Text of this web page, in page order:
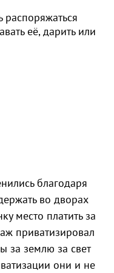
распоряжаться
её, дарить или
благодаря
во дворах
место платить за
приватизировал
за землю за свет
они и не